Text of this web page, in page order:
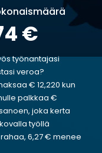
€
työnantajasi
veroa?
€ 12,220 kun
palkkaa €
joka kerta
työllä
6,27 € menee